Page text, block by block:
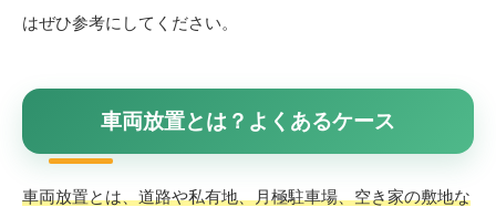
はぜひ参考にしてください。
車両放置とは？よくあるケース
車両放置とは、道路や私有地、月極駐車場、空き家の敷地な